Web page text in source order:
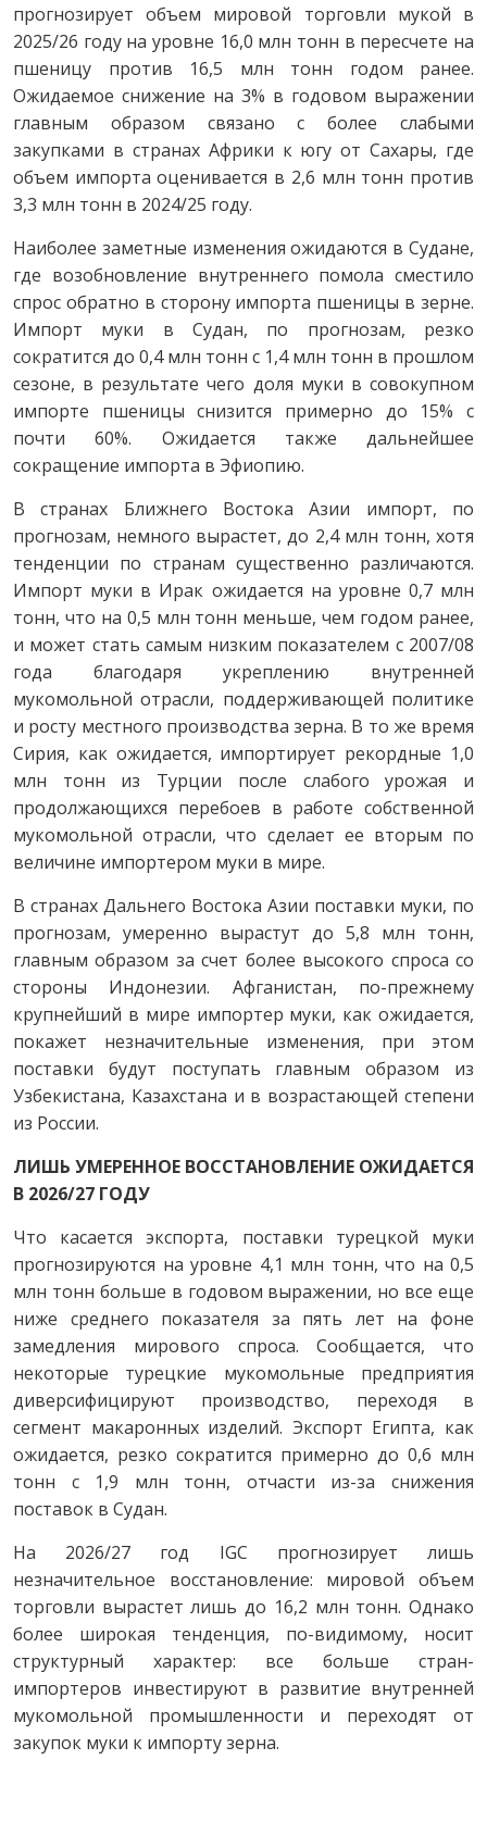
прогнозирует объем мировой торговли мукой в
2025/26 году на уровне 16,0 млн тонн в пересчете на
пшеницу против 16,5 млн тонн годом ранее.
Ожидаемое снижение на 3% в годовом выражении
главным образом связано с более слабыми
закупками в странах Африки к югу от Сахары, где
объем импорта оценивается в 2,6 млн тонн против
3,3 млн тонн в 2024/25 году.
Наиболее заметные изменения ожидаются в Судане,
где возобновление внутреннего помола сместило
спрос обратно в сторону импорта пшеницы в зерне.
Импорт муки в Судан, по прогнозам, резко
сократится до 0,4 млн тонн с 1,4 млн тонн в прошлом
сезоне, в результате чего доля муки в совокупном
импорте пшеницы снизится примерно до 15% с
почти 60%. Ожидается также дальнейшее
сокращение импорта в Эфиопию.
В странах Ближнего Востока Азии импорт, по
прогнозам, немного вырастет, до 2,4 млн тонн, хотя
тенденции по странам существенно различаются.
Импорт муки в Ирак ожидается на уровне 0,7 млн
тонн, что на 0,5 млн тонн меньше, чем годом ранее,
и может стать самым низким показателем с 2007/08
года благодаря укреплению внутренней
мукомольной отрасли, поддерживающей политике
и росту местного производства зерна. В то же время
Сирия, как ожидается, импортирует рекордные 1,0
млн тонн из Турции после слабого урожая и
продолжающихся перебоев в работе собственной
мукомольной отрасли, что сделает ее вторым по
величине импортером муки в мире.
В странах Дальнего Востока Азии поставки муки, по
прогнозам, умеренно вырастут до 5,8 млн тонн,
главным образом за счет более высокого спроса со
стороны Индонезии. Афганистан, по-прежнему
крупнейший в мире импортер муки, как ожидается,
покажет незначительные изменения, при этом
поставки будут поступать главным образом из
Узбекистана, Казахстана и в возрастающей степени
из России.
ЛИШЬ УМЕРЕННОЕ ВОССТАНОВЛЕНИЕ ОЖИДАЕТСЯ
В 2026/27 ГОДУ
Что касается экспорта, поставки турецкой муки
прогнозируются на уровне 4,1 млн тонн, что на 0,5
млн тонн больше в годовом выражении, но все еще
ниже среднего показателя за пять лет на фоне
замедления мирового спроса. Сообщается, что
некоторые турецкие мукомольные предприятия
диверсифицируют производство, переходя в
сегмент макаронных изделий. Экспорт Египта, как
ожидается, резко сократится примерно до 0,6 млн
тонн с 1,9 млн тонн, отчасти из-за снижения
поставок в Судан.
На 2026/27 год IGC прогнозирует лишь
незначительное восстановление: мировой объем
торговли вырастет лишь до 16,2 млн тонн. Однако
более широкая тенденция, по-видимому, носит
структурный характер: все больше стран-
импортеров инвестируют в развитие внутренней
мукомольной промышленности и переходят от
закупок муки к импорту зерна.